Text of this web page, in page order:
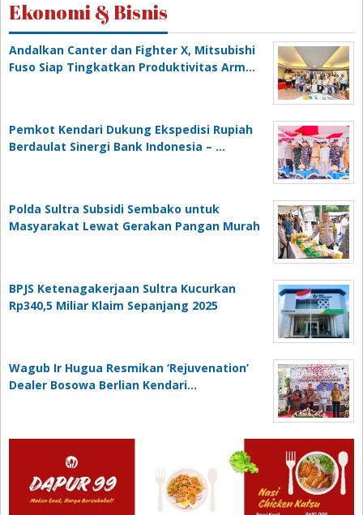
Ekonomi & Bisnis
Andalkan Canter dan Fighter X, Mitsubishi
Fuso Siap Tingkatkan Produktivitas Arm…
Pemkot Kendari Dukung Ekspedisi Rupiah
Berdaulat Sinergi Bank Indonesia – …
Polda Sultra Subsidi Sembako untuk
Masyarakat Lewat Gerakan Pangan Murah
BPJS Ketenagakerjaan Sultra Kucurkan
Rp340,5 Miliar Klaim Sepanjang 2025
Wagub Ir Hugua Resmikan ‘Rejuvenation’
Dealer Bosowa Berlian Kendari…